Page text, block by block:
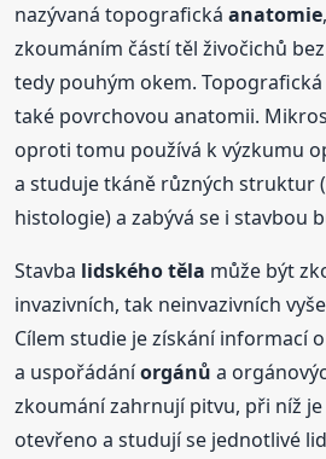
nazývaná topografickáanatomie
zkoumáním částí těl živočichů
tedy pouhým okem.
také povrchovou anatomii.
oproti tomu používá k výzkumu
a studuje tkáně různých struktur
histologie) a zabývá se i stavbou
Stavba lidského těla může být
invazivních, tak neinvazivních
Cílem studie je získání informací
a uspořádáníorgánů a
zkoumání zahrnují pitvu, při níž
otevřeno a studují se jednotlivé